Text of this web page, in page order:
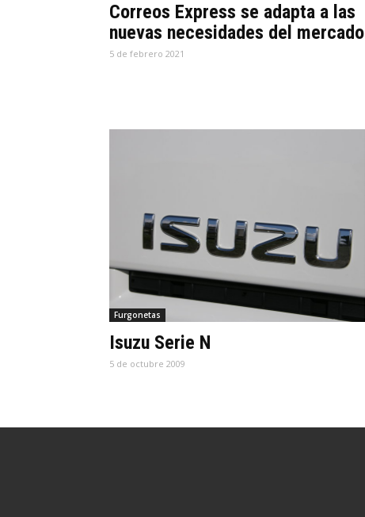
Correos Express se adapta a las
nuevas necesidades del mercado
5 de febrero 2021
Furgonetas
Isuzu Serie N
5 de octubre 2009